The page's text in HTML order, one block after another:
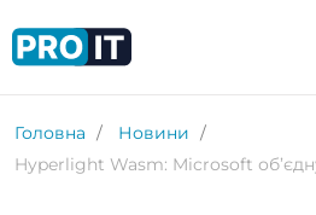
Головна
Новини